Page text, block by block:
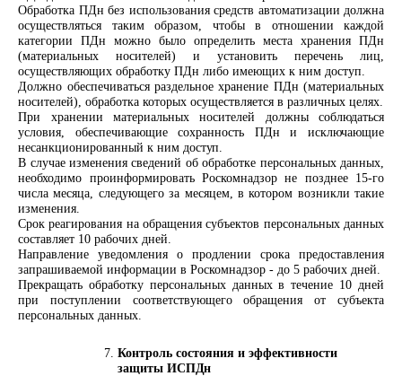
Обработка ПДн без использования средств автоматизации должна
осуществляться таким образом, чтобы в отношении каждой
категории ПДн можно было определить места хранения ПДн
(материальных носителей) и установить перечень лиц,
осуществляющих обработку ПДн либо имеющих к ним доступ.
Должно обеспечиваться раздельное хранение ПДн (материальных
носителей), обработка которых осуществляется в различных целях.
При хранении материальных носителей должны соблюдаться
условия, обеспечивающие сохранность ПДн и исключающие
несанкционированный к ним доступ.
В случае изменения сведений об обработке персональных данных,
необходимо проинформировать Роскомнадзор не позднее 15-го
числа месяца, следующего за месяцем, в котором возникли такие
изменения.
Срок реагирования на обращения субъектов персональных данных
составляет 10 рабочих дней.
Направление уведомления о продлении срока предоставления
запрашиваемой информации в Роскомнадзор - до 5 рабочих дней.
Прекращать обработку персональных данных в течение 10 дней
при поступлении соответствующего обращения от субъекта
персональных данных.
Контроль состояния и эффективности
защиты ИСПДн